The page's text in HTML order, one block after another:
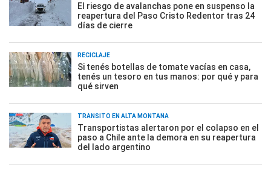
El riesgo de avalanchas pone en suspenso la
reapertura del Paso Cristo Redentor tras 24
días de cierre
RECICLAJE
Si tenés botellas de tomate vacías en casa,
tenés un tesoro en tus manos: por qué y para
qué sirven
TRÁNSITO EN ALTA MONTAÑA
Transportistas alertaron por el colapso en el
paso a Chile ante la demora en su reapertura
del lado argentino